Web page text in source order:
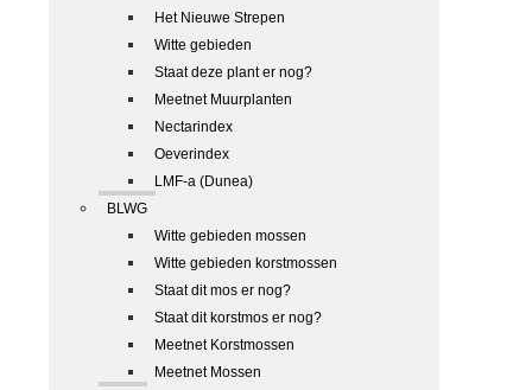
Het Nieuwe Strepen
Witte gebieden
Staat deze plant er nog?
Meetnet Muurplanten
Nectarindex
Oeverindex
LMF-a (Dunea)
BLWG
Witte gebieden mossen
Witte gebieden korstmossen
Staat dit mos er nog?
Staat dit korstmos er nog?
Meetnet Korstmossen
Meetnet Mossen